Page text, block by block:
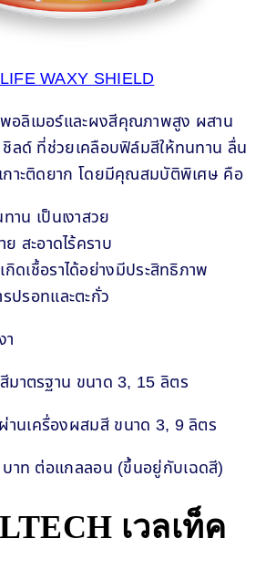
WAXY SHIELD
อลิเมอร์และผงสีคุณภาพสูง ผสาน
ชิลด์ ที่ช่วยเคลือบฟิล์มสีให้ทนทาน ลื่น
กาะติดยาก โดยมีคุณสมบัติพิเศษ คือ
าน เป็นเงาสวย
ย สะอาดไร้คราบ
ดเชื้อราได้อย่างมีประสิทธิภาพ
ปรอทและตะกั่ว
า
มาตรฐาน ขนาด 3, 15 ลิตร
านเครื่องผสมสี ขนาด 3, 9 ลิตร
าท ต่อแกลลอน (ขึ้นอยู่กับเฉดสี)
เวลเท็ค